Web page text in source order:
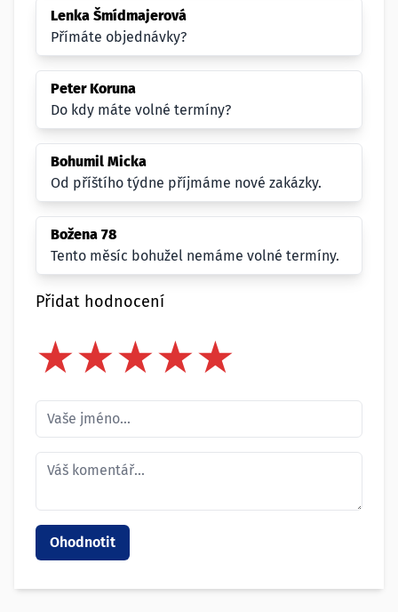
Lenka Šmídmajerová
Přímáte objednávky?
Peter Koruna
Do kdy máte volné termíny?
Bohumil Micka
Od příštího týdne příjmáme nové zakázky.
Božena 78
Tento měsíc bohužel nemáme volné termíny.
Přidat hodnocení
★
★★
★★★
★★★★
★★★★★